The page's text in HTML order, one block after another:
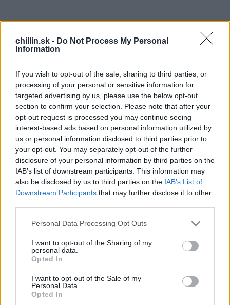
chillin.sk - Do Not Process My Personal
Information
If you wish to opt-out of the sale, sharing to third parties, or
processing of your personal or sensitive information for
targeted advertising by us, please use the below opt-out
section to confirm your selection. Please note that after your
opt-out request is processed you may continue seeing
interest-based ads based on personal information utilized by
us or personal information disclosed to third parties prior to
your opt-out. You may separately opt-out of the further
disclosure of your personal information by third parties on the
IAB’s list of downstream participants. This information may
also be disclosed by us to third parties on the IAB’s List of
Downstream Participants that may further disclose it to other
Personal Data Processing Opt Outs
I want to opt-out of the Sharing of my
personal data.
Opted In
I want to opt-out of the Sale of my
Personal Data.
Opted In
Č
mladšia ale aj staršia generácia, ktorá na nej
vyrastala. Objavila sa v mnohých filmoch, ale
najlepšie ju poznáme ako skvelú speváčku.
Helenka, ako mnohé iné známe osobnosti sa musí vždy
udržiavať, v čo najlepšej kondícií, pretože je neustále
ľuďom na očiach.
Môžete sa o tom teraz presvedčiť aj vy. Svoje sexy a
telo, ktoré vyzerá ako od omnoho mladšej ženy ľudom
ukázala na fotkách z dovolenky na Kanárskych
ostrovoch. V plavkách jej to naozaj sekne a nepovedali
by ste, že o rok oslávi 70 rokov. Helenka sa zdá nikdy
babičky. Mnoho žien má v jej veku zdravotné problémy
a ledva sa pohnú, ale ona nie. Môžete ju aj vidieť ako
S
e
a
r
c
h
f
o
r